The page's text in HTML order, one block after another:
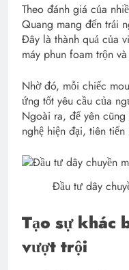
Theo đánh giá của
Quang mang đến trải
Đây là thành quả của
máy phun foam trộn
Nhờ đó, mỗi chiếc
ứng tốt yêu cầu của
Ngoài ra, đế yên
nghệ hiện đại, tiên
Đầu tư dây
Tạo sự khác
vượt trội